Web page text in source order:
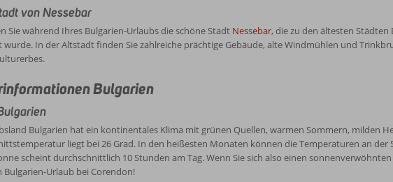
von Nessebar
Sie während Ihres Bulgarien-Urlaubs die schöne Stadt Nessebar, die zu den ältesten Städten
wurde. In der Altstadt finden Sie zahlreiche prächtige Gebäude, alte Windmühlen und
Bulgarien
Bulgarien hat ein kontinentales Klima mit grünen Quellen, warmen Sommern, milden
liegt bei 26 Grad. In den heißesten Monaten können die Temperaturen an der
scheint durchschnittlich 10 Stunden am Tag. Wenn Sie sich also einen
Bulgarien-Urlaub bei Corendon!